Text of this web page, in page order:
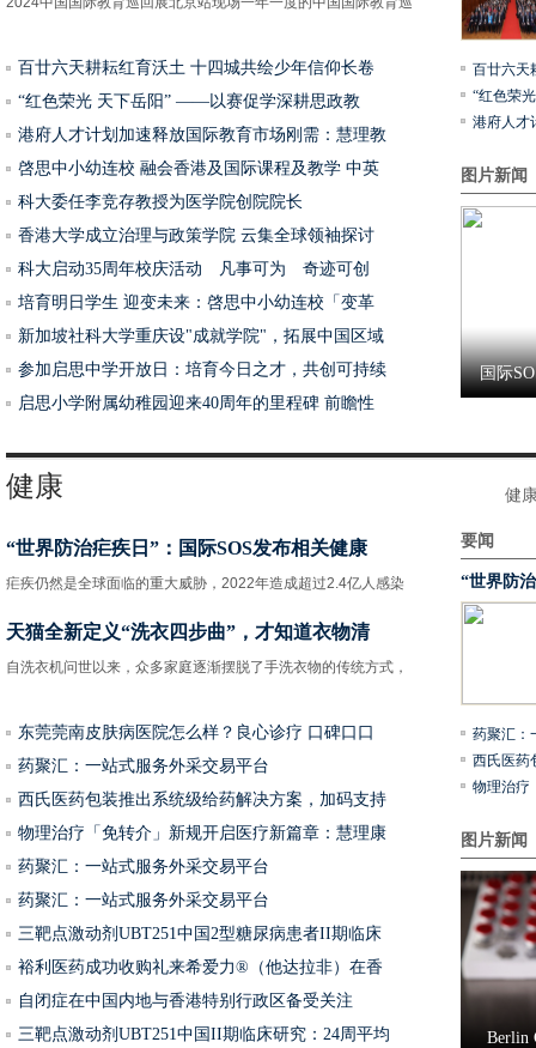
上市
百廿六天耕耘红育沃土 十四城共绘少年信仰长卷
“红色荣光 天下岳阳” ——以赛促学深耕思政教
港府人才计划加速释放国际教育市场刚需：慧理教
啓思中小幼连校 融会香港及国际课程及教学 中英
科大委任李竞存教授为医学院创院院长
香港大学成立治理与政策学院 云集全球领袖探讨
科大启动35周年校庆活动 凡事可为 奇迹可创
培育明日学生 迎变未来：啓思中小幼连校「变革
新加坡社科大学重庆设"成就学院"，拓展中国区域
参加启思中学开放日：培育今日之才，共创可持续
启思小学附属幼稚园迎来40周年的里程碑 前瞻性
百廿六天
“红色荣
港府人才
图片新闻
国际
健康 健
“世界防治疟疾日”：国际SOS发布相关健康
疟疾仍然是全球面临的重大威胁，2022年造成超过2.4亿人感染
天猫全新定义“洗衣四步曲”，才知道衣物清
自洗衣机问世以来，众多家庭逐渐摆脱了手洗衣物的传统方式，
东莞莞南皮肤病医院怎么样？良心诊疗 口碑口口
药聚汇：一站式服务外采交易平台
西氏医药包装推出系统级给药解决方案，加码支持
物理治疗「免转介」新规开启医疗新篇章：慧理康
药聚汇：一站式服务外采交易平台
药聚汇：一站式服务外采交易平台
三靶点激动剂UBT251中国2型糖尿病患者II期临床
裕利医药成功收购礼来希爱力®（他达拉非）在香
自闭症在中国内地与香港特别行政区备受关注
三靶点激动剂UBT251中国II期临床研究：24周平均
要闻
“世界防
药聚汇：
西氏医药
物理治疗
图片新闻
Berlin